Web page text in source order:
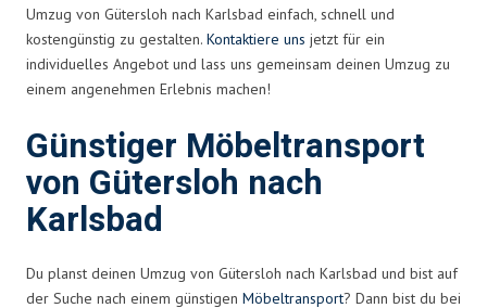
Umzug von Gütersloh nach Karlsbad einfach, schnell und
kostengünstig zu gestalten. Kontaktiere uns jetzt für ein
individuelles Angebot und lass uns gemeinsam deinen Umzug zu
einem angenehmen Erlebnis machen!
Günstiger Möbeltransport
von Gütersloh nach
Karlsbad
Du planst deinen Umzug von Gütersloh nach Karlsbad und bist auf
der Suche nach einem günstigen Möbeltransport? Dann bist du bei